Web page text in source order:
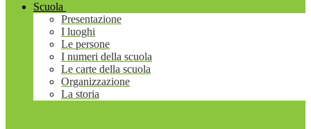
Scuola
Presentazione
I luoghi
Le persone
I numeri della scuola
Le carte della scuola
Organizzazione
La storia